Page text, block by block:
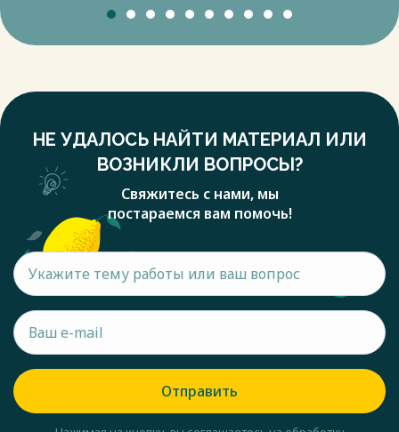
НЕ УДАЛОСЬ НАЙТИ МАТЕРИАЛ ИЛИ
ВОЗНИКЛИ ВОПРОСЫ?
Свяжитесь с нами, мы
постараемся вам помочь!
Отправить